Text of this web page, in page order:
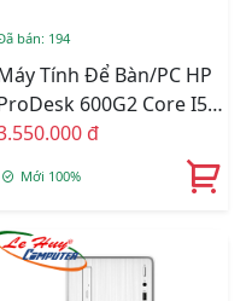
bán: 194
Tính Để Bàn/PC HP
600G2 Core I5-
Ram 8GB, SSD
đ
Mới 100%